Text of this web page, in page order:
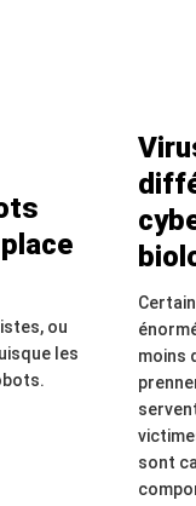
ou
les
moins
sont